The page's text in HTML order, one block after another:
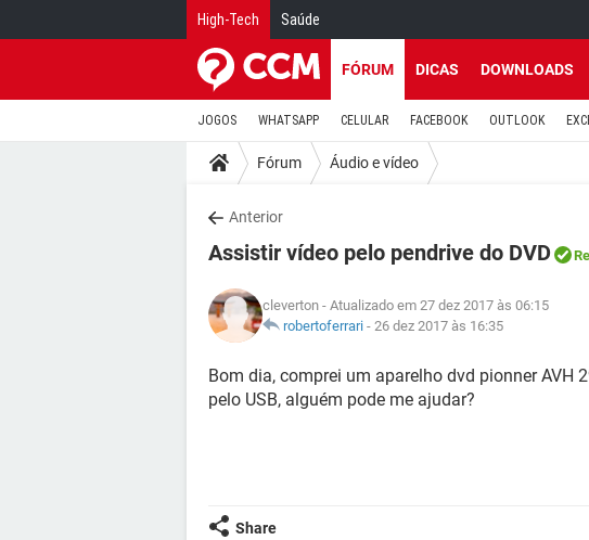
High-Tech Saúde
FÓRUM DICAS DOWNLOADS
JOGOS WHATSAPP CELULAR FACEBOOK OUTLOOK
Fórum Áudio e vídeo
Anterior
Assistir vídeo pelo pendrive do DVD
cleverton - Atualizado em 27 dez 2017 às 06:15
robertoferrari - 26 dez 2017 às 16:35
Bom dia, comprei um aparelho dvd pionner AVH
pelo USB, alguém pode me ajudar?
Share